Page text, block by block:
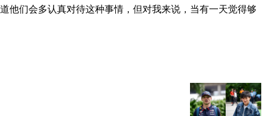
他们会多认真对待这种事情，但对我来说，当有一天觉得够